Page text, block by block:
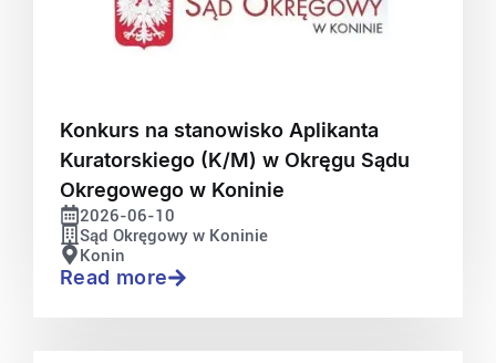
Konkurs na stanowisko Aplikanta
Kuratorskiego (K/M) w Okręgu Sądu
Okregowego w Koninie
2026-06-10
Sąd Okręgowy w Koninie
Konin
Read more